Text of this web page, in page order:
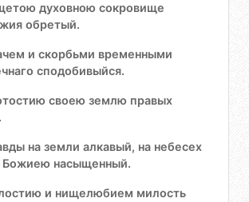
духовною сокровище
обретый.
и скорбьми временными
сподобивыйся.
своею землю правых
на земли алкавый, на небесех
насыщенный.
и нищелюбием милость